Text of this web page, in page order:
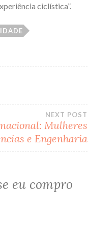
ciclística”.
NEXT POST
Mulheres
e Engenharia
eu compro